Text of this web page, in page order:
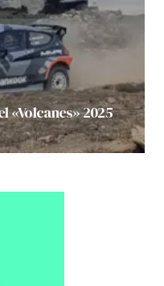
«Volcanes» 2025